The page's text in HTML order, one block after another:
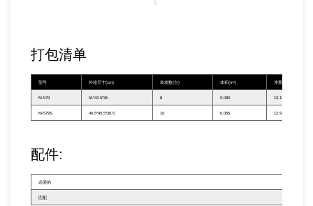
打包清单
型号 外箱尺寸(cm) 装箱数(台) 体积(m³) 净重(kg)
M-579 51*43.5*36 8 0.080 13.12
M-579S 46.5*45.5*30.5 10 0.065 12.9
配件:
必需的
匹配